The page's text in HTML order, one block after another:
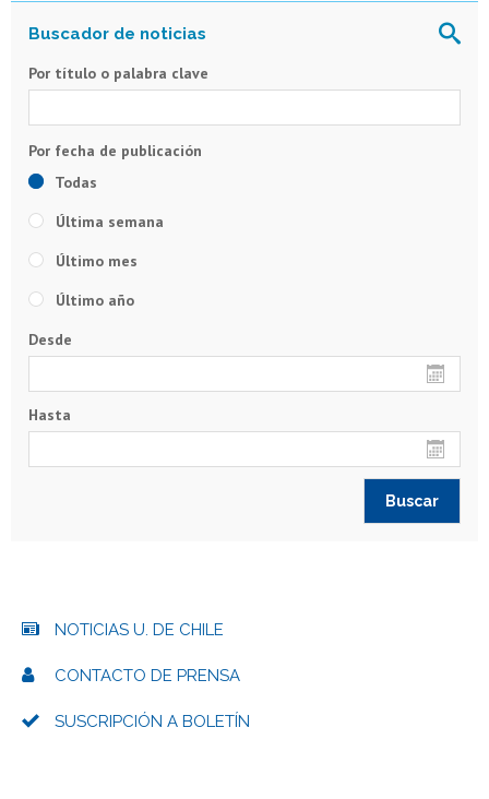
Por título o palabra clave
Todas
Última semana
Último mes
Último año
Desde
Hasta
NOTICIAS U. DE CHILE
CONTACTO DE PRENSA
SUSCRIPCIÓN A BOLETÍN